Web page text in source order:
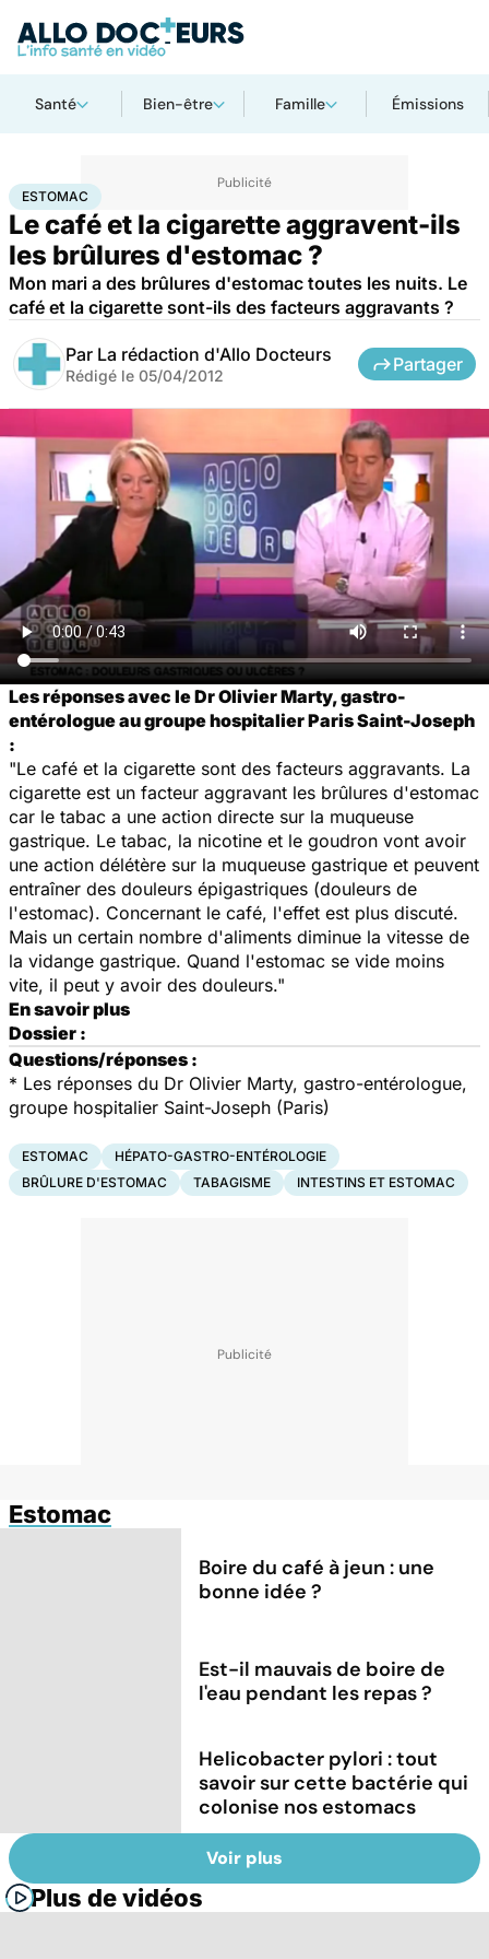
Santé Bien-être Famille Émissions
AccueilSantéMaladies
ESTOMAC
Le café et la cigarette aggravent-ils
les brûlures d'estomac ?
Mon mari a des brûlures d'estomac toutes les nuits. Le
café et la cigarette sont-ils des facteurs aggravants ?
Par La rédaction d'Allo Docteurs
Rédigé le 05/04/2012
Partager
Les réponses avec le Dr Olivier Marty, gastro-
entérologue au groupe hospitalier Paris Saint-Joseph
:
"Le café et la cigarette sont des facteurs aggravants. La
cigarette est un facteur aggravant les brûlures d'estomac
car le tabac a une action directe sur la muqueuse
gastrique. Le tabac, la nicotine et le goudron vont avoir
une action délétère sur la muqueuse gastrique et peuvent
entraîner des douleurs épigastriques (douleurs de
l'estomac). Concernant le café, l'effet est plus discuté.
Mais un certain nombre d'aliments diminue la vitesse de
la vidange gastrique. Quand l'estomac se vide moins
vite, il peut y avoir des douleurs."
En savoir plus
Dossier :
Questions/réponses :
* Les réponses du Dr Olivier Marty, gastro-entérologue,
groupe hospitalier Saint-Joseph (Paris)
ESTOMAC
HÉPATO-GASTRO-ENTÉROLOGIE
BRÛLURE D'ESTOMAC
TABAGISME INTESTINS ET ESTOMAC
Estomac
Boire du café à jeun : une
bonne idée ?
Est-il mauvais de boire de
l'eau pendant les repas ?
Helicobacter pylori : tout
savoir sur cette bactérie qui
colonise nos estomacs
Voir plus
Plus de vidéos